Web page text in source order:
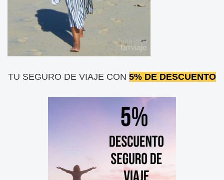
TU SEGURO DE VIAJE CON 5% DE DESCUENTO